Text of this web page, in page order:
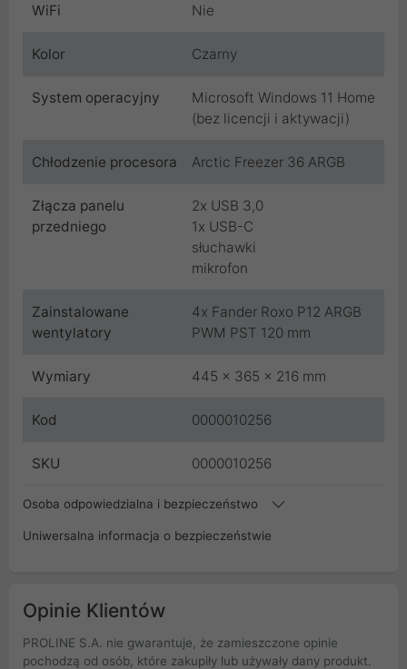
WiFi Nie
Kolor Czarny
System operacyjny
Microsoft Windows 11 Home
(bez licencji i aktywacji)
Chłodzenie procesora Arctic Freezer 36 ARGB
Złącza panelu
przedniego
2x USB 3,0
1x USB-C
słuchawki
mikrofon
Zainstalowane
wentylatory
4x Fander Roxo P12 ARGB
PWM PST 120 mm
Wymiary 445 x 365 x 216 mm
Kod 0000010256
SKU 0000010256
Osoba odpowiedzialna i bezpieczeństwo
Uniwersalna informacja o bezpieczeństwie
Opinie Klientów
PROLINE S.A. nie gwarantuje, że zamieszczone opinie
pochodzą od osób, które zakupiły lub używały dany produkt.